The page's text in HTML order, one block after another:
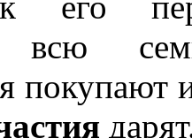
всю
покупают